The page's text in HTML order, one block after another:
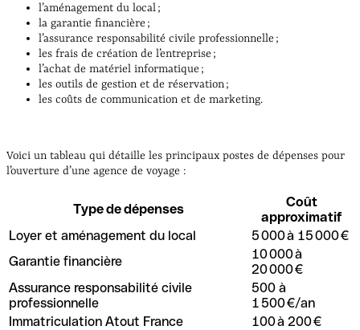
l’aménagement du local ;
la garantie financière ;
l’assurance responsabilité civile professionnelle ;
les frais de création de l’entreprise ;
l’achat de matériel informatique ;
les outils de gestion et de réservation ;
les coûts de communication et de marketing.
Voici un tableau qui détaille les principaux postes de dépenses pour
l’ouverture d’une agence de voyage :
Type de dépenses
Coût
approximatif
Loyer et aménagement du local
5 000 à 15 000 €
Garantie financière
10 000 à
20 000 €
Assurance responsabilité civile
professionnelle
500 à
1 500 €/an
Immatriculation Atout France
100 à 200 €